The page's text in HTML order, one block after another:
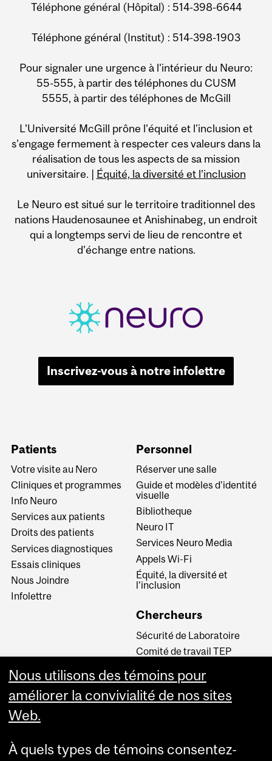
Téléphone général (Hôpital) : 514-398-6644
Téléphone général (Institut) : 514-398-1903
Pour signaler une urgence à l'intérieur du Neuro:
55-555, à partir des téléphones du CUSM
5555, à partir des téléphones de McGill
L'Université McGill prône l'équité et l'inclusion et
s'engage fermement à respecter ces valeurs dans la
réalisation de tous les aspects de sa mission
universitaire. | Équité, la diversité et l’inclusion
Le Neuro est situé sur le territoire traditionnel des
nations Haudenosaunee et Anishinabeg, un endroit
qui a longtemps servi de lieu de rencontre et
d'échange entre nations.
Inscrivez-vous à notre infolettre
Patients
Votre visite au Nero
Cliniques et programmes
Info Neuro
Services aux patients
Droits des patients
Services diagnostiques
Essais cliniques
Nous Joindre
Infolettre
Personnel
Réserver une salle
Guide et modèles d'identité
visuelle
Bibliotheque
Neuro IT
Services Neuro Media
Appels Wi-Fi
Équité, la diversité et
l’inclusion
Chercheurs
Sécurité de Laboratoire
Comité de travail TEP
Comité d’éthique de la
recherche du CUSM
Carrière au Neuro
Nous utilisons des témoins pour
améliorer la convivialité de nos sites
Web.
À quels types de témoins consentez-